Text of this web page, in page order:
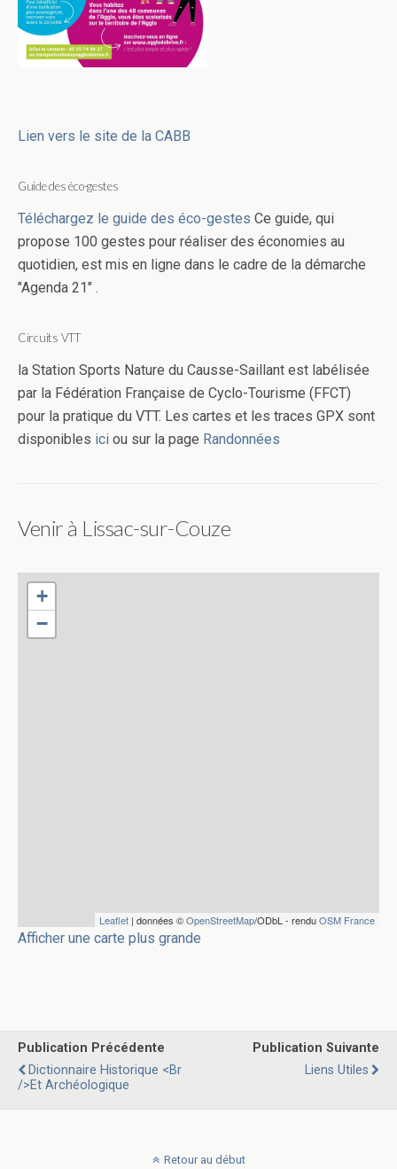
Lien vers le site de la CABB
Guide des éco-gestes
Téléchargez le guide des éco-gestes Ce guide, qui
propose 100 gestes pour réaliser des économies au
quotidien, est mis en ligne dans le cadre de la démarche
"Agenda 21" .
Circuits VTT
la Station Sports Nature du Causse-Saillant est labélisée
par la Fédération Française de Cyclo-Tourisme (FFCT)
pour la pratique du VTT. Les cartes et les traces GPX sont
disponibles ici ou sur la page Randonnées
Venir à Lissac-sur-Couze
+
−
Leaflet | données ©OpenStreetMap/ODbL - renduOSM France
Afficher une carte plus grande
Publication Précédente
Dictionnaire Historique <br
/>et Archéologique
Publication Suivante
Liens Utiles
Retour au début